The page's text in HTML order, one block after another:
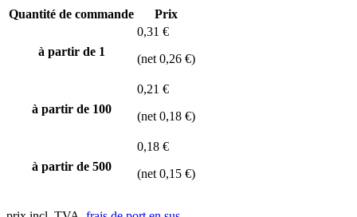
Quantité de commande Prix
à partir de 1
0,31 €
(net 0,26 €)
à partir de 100
0,21 €
(net 0,18 €)
à partir de 500
0,18 €
(net 0,15 €)